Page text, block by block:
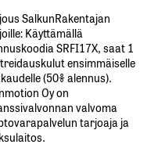
SalkunRakentajan
Käyttämällä​
​SRFI17X,​ ​saat​ ​1
treidauskulut​ ​ensimmäiselle​
​(50%​ ​alennus).
Oy on
valvoma
tarjoaja ja